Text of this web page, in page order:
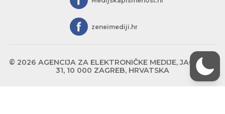
zeneimediji.hr
© 2026 AGENCIJA ZA ELEKTRONIČKE MEDIJE, JAGIĆEVA
31, 10 000 ZAGREB, HRVATSKA